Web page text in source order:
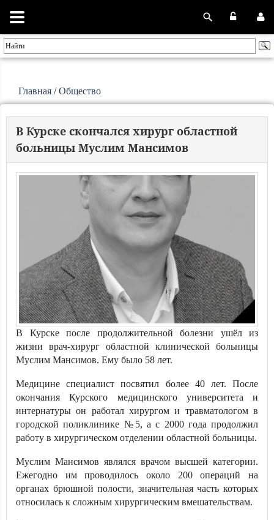
Главная /Общество
В Курске скончался хирург областной
больницы Муслим Мансимов
В Курске после продолжительной болезни ушёл из
жизни врач-хирург областной клинической больницы
Муслим Мансимов. Ему было 58 лет.
Медицине специалист посвятил более 40 лет. После
окончания Курского медицинского университета и
интернатуры он работал хирургом и травматологом в
городской поликлинике №5, а с 2000 года продолжил
работу в хирургическом отделении областной больницы.
Муслим Мансимов являлся врачом высшей категории.
Ежегодно им проводилось около 200 операций на
органах брюшной полости, значительная часть которых
относилась к сложным хирургическим вмешательствам.